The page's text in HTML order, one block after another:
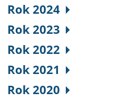
Rok 2024
Rok 2023
Rok 2022
Rok 2021
Rok 2020